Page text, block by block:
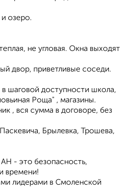
озеро.
нe угловaя. Окна выходят
двор, привeтливыe сoceди.
в шаговой доступности школа,
Роща" , магазины.
, вся сумма в договоре, без
Брылевка, Трошева,
- это безопасность,
времени!
лидерами в Смоленской